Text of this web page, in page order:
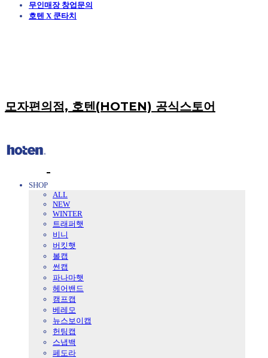
무인매장 창업문의
호텐 X 쿤타치
모자편의점, 호텐(HOTEN) 공식스토어
SHOP
ALL
NEW
WINTER
트래퍼햇
비니
버킷햇
볼캡
썬캡
파나마햇
헤어밴드
캠프캡
베레모
뉴스보이캡
헌팅캡
스냅백
페도라